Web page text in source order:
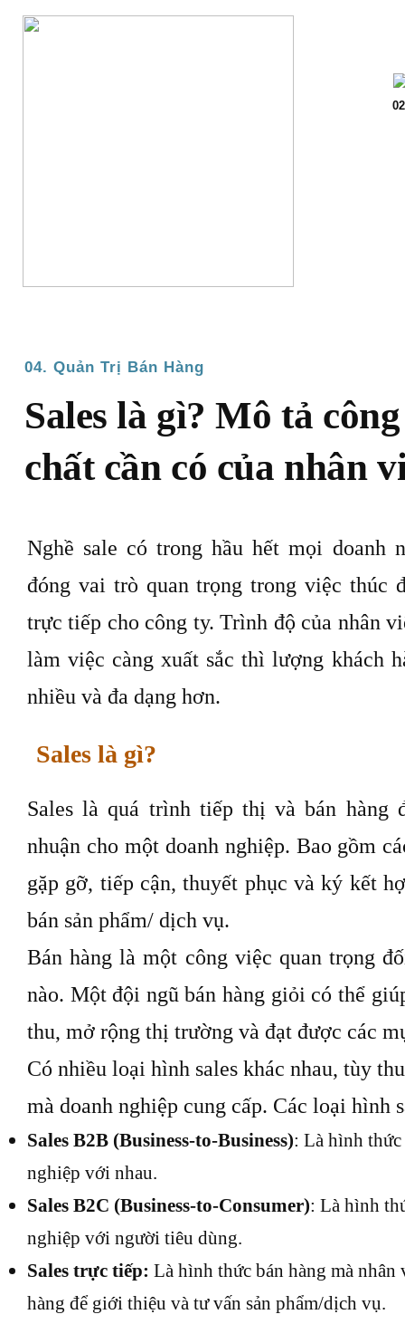
04. Quản Trị Bán Hàng
Sales là gì? Mô tả
chất cần có của nhân
Nghề sale có trong hầu hết mọi doanh
đóng vai trò quan trọng trong việc thúc
trực tiếp cho công ty. Trình độ của nhân
làm việc càng xuất sắc thì lượng khách
nhiều và đa dạng hơn.
Sales là gì?
Sales là quá trình tiếp thị và bán hàng
nhuận cho một doanh nghiệp. Bao gồm
gặp gỡ, tiếp cận, thuyết phục và ký kết
bán sản phẩm/ dịch vụ.
Bán hàng là một công việc quan trọng
nào. Một đội ngũ bán hàng giỏi có thể
thu, mở rộng thị trường và đạt được các
Có nhiều loại hình sales khác nhau, tùy
mà doanh nghiệp cung cấp. Các loại hình
Sales B2B (Business-to-Business): Là hình thức
nghiệp với nhau.
Sales B2C (Business-to-Consumer): Là hình
nghiệp với người tiêu dùng.
Sales trực tiếp: Là hình thức bán hàng mà nhân
hàng để giới thiệu và tư vấn sản phẩm/dịch vụ.